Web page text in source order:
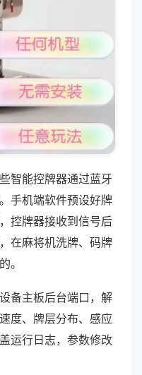
智能控牌器通过蓝牙
手机端软件预设好牌
控牌器接收到信号后
在麻将机洗牌、码牌
。
备主板后台端口，解
度、牌层分布、感应
运行日志，参数修改